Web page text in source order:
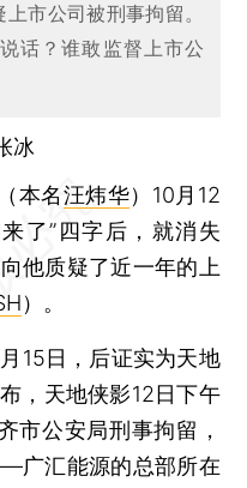
市公司被刑事拘留。
话？谁敢监督上市公
冰
本名汪炜华）10月12
了”四字后，就消失
他质疑了近一年的上
）。
日，后证实为天地
，天地侠影12日下午
市公安局刑事拘留，
广汇能源的总部所在